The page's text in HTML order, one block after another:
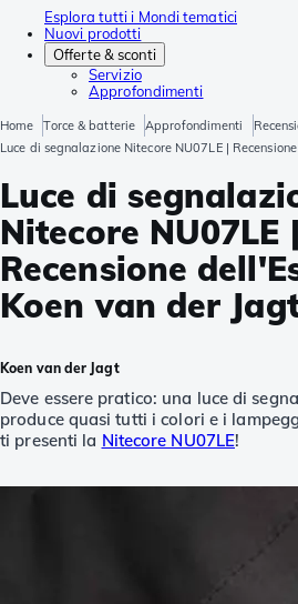
Esplora tutti i Mondi tematici
Nuovi prodotti
Offerte & sconti
Servizio
Approfondimenti
Home Torce & batterie Approfondimenti
Luce di segnalazione Nitecore NU07LE |
Luce di
Nitecore NU07LE |
Recensione
Koen van der
Koen van der Jagt
Deve essere pratico: una luce di
produce quasi tutti i colori e i
ti presenti la Nitecore NU07LE!